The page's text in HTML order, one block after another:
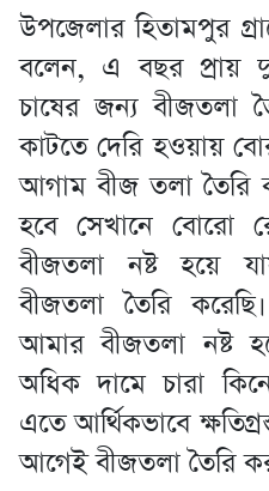
উপজেলার হিতামপুর
বলেন, এ বছর প্রায়
চাষের জন্য বীজতলা
কাটতে দেরি হওয়ায়
আগাম বীজ তলা তৈরি
হবে সেখানে বোরো
বীজতলা নষ্ট হয়ে
বীজতলা তৈরি
আমার বীজতলা নষ্ট
অধিক দামে চারা
এতে আর্থিকভাবে
আগেই বীজতলা তৈরি